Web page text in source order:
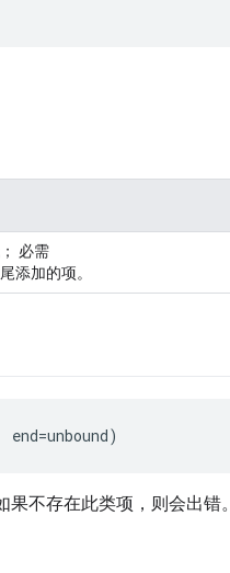
必需
添加的项。
不存在此类项，则会出错。